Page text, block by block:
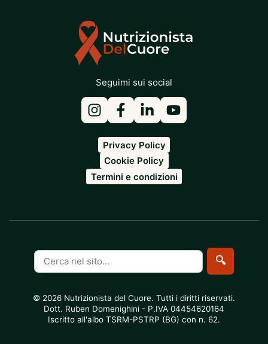
Seguimi sui social
Privacy Policy
Cookie Policy
Termini e condizioni
Cerca
nel
sito
🔍
© 2026 Nutrizionista del Cuore. Tutti i diritti riservati.
Dott. Ruben Domenighini - P.IVA 04454620164
Iscritto all'albo TSRM-PSTRP (BG) con n. 62.